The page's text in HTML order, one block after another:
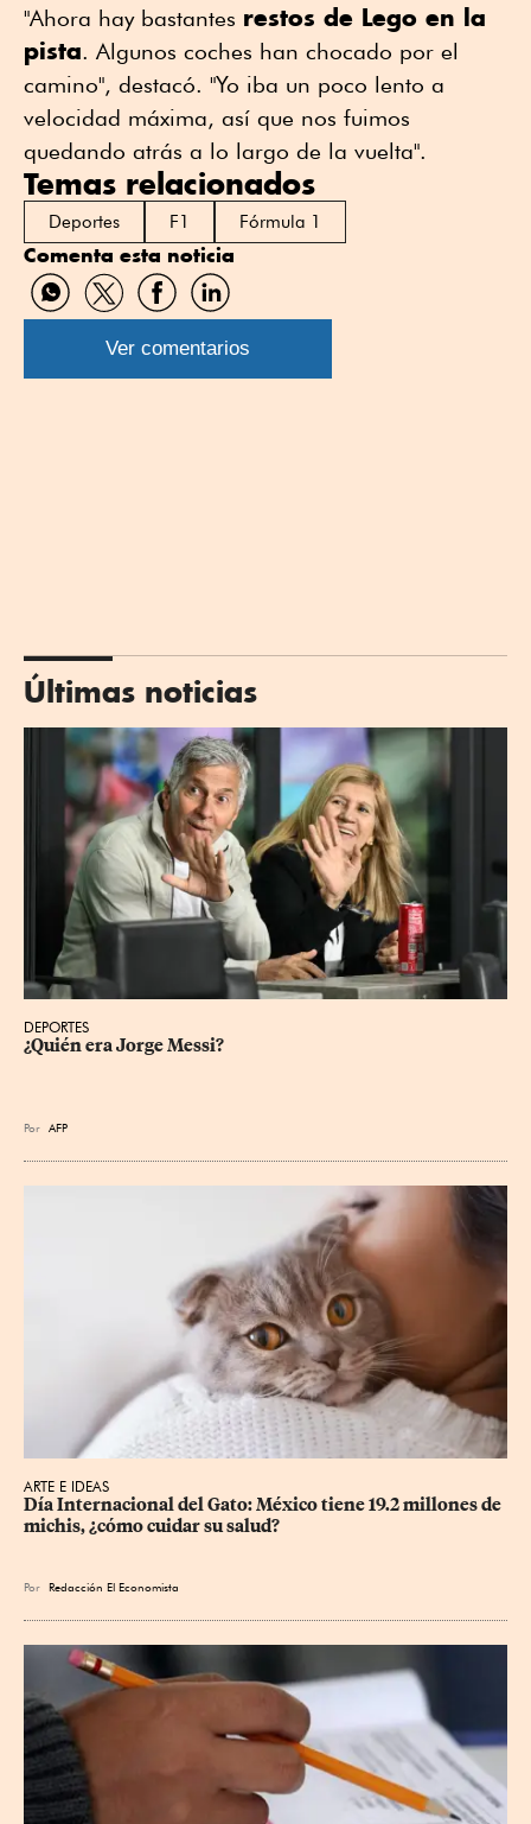
"Ahora hay bastantes restos de Lego en la
pista. Algunos coches han chocado por el
camino", destacó. "Yo iba un poco lento a
velocidad máxima, así que nos fuimos
quedando atrás a lo largo de la vuelta".
Temas relacionados
Deportes F1 Fórmula 1
Comenta esta noticia
Compartir
por
WhatsApp
Compartir
por
Twitter
Compartir
por
Facebook
Compartir
por
Linkedin
Ver comentarios
Últimas noticias
DEPORTES
¿Quién era Jorge Messi?
Por AFP
ARTE E IDEAS
Día Internacional del Gato: México tiene 19.2 millones de
michis, ¿cómo cuidar su salud?
Por Redacción El Economista